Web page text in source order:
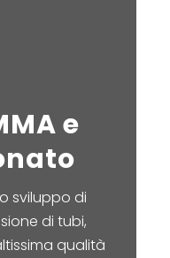
e
sviluppo di
di tubi,
qualità